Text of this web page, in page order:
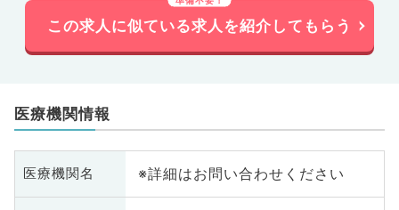
この求人に似ている求人を紹介してもらう
医療機関情報
医療機関名 ※詳細はお問い合わせください